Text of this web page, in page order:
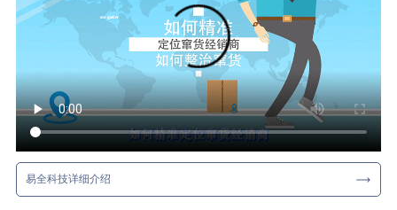
易全科技详细介绍